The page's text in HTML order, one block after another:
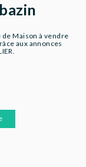
Maison à vendre
aux annonces